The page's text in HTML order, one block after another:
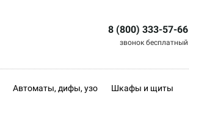
8 (800) 333-57-66
звонок бесплатный
Автоматы, дифы, узо Шкафы и щиты